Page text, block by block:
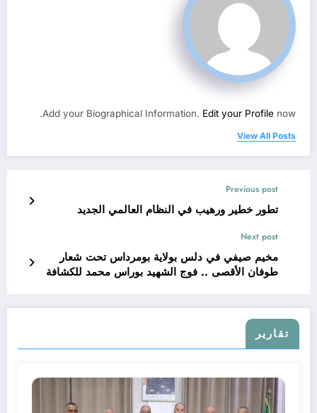
Add your Biographical Information. Edit your Profile now.
View All Posts
Previous post
تطور خطير ورهيب في النظام العالمي الجديد
Next post
مخيم صيفي في دلس بولاية بومرداس تحت شعار
طوفان الأقصى .. فوج الشهيد بوراس محمد للكشافة
تقارير